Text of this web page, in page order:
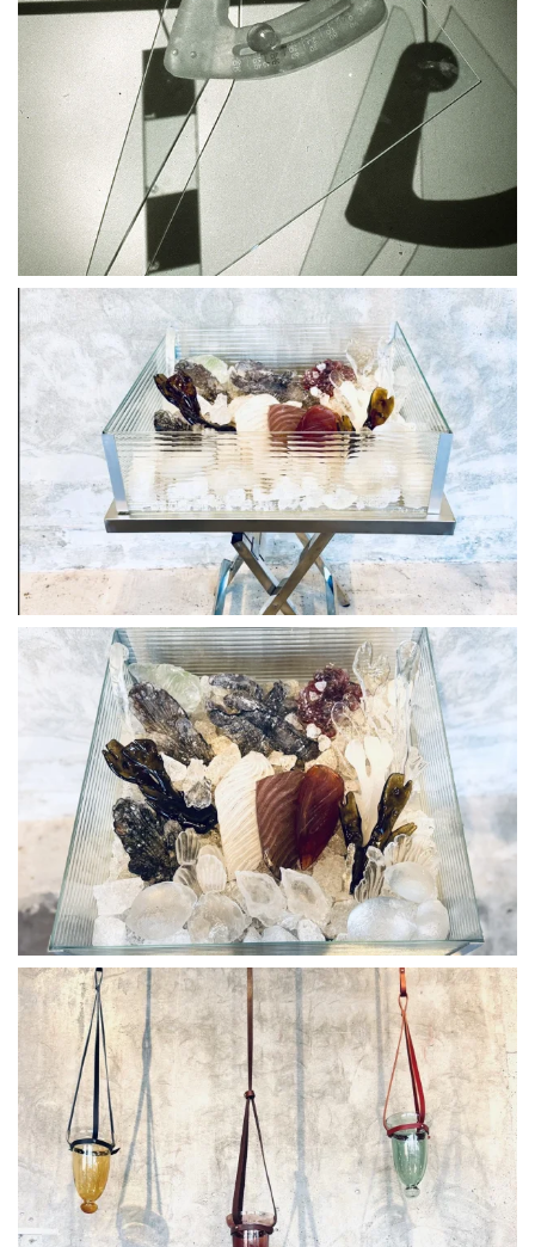
BLÄDDRA I GALLERI
BLÄDDRA I GALLERI
BLÄDDRA I GALLERI
BLÄDDRA I GALLERI